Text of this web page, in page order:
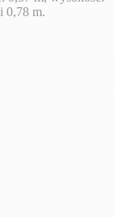
0,78 m.